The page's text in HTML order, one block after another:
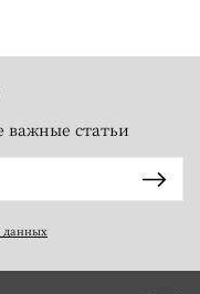
статьи
данных